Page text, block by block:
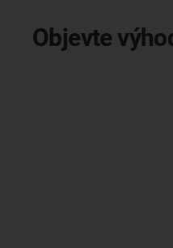
Objevte